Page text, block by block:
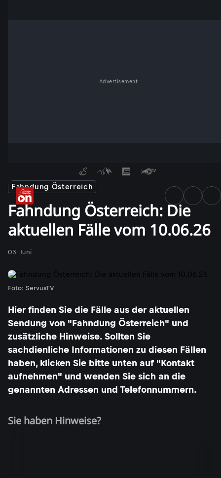
Advertisement
Fahndung Österreich
Fahndung Österreich: Die
aktuellen Fälle vom 10.06.26
03. Juni
Foto: ServusTV
Hier finden Sie die Fälle aus der aktuellen
Sendung von "Fahndung Österreich" und
zusätzliche Hinweise. Sollten Sie
sachdienliche Informationen zu diesen Fällen
haben, klicken Sie bitte unten auf "Kontakt
aufnehmen" und wenden Sie sich an die
genannten Adressen und Telefonnummern.
Sie haben Hinweise?